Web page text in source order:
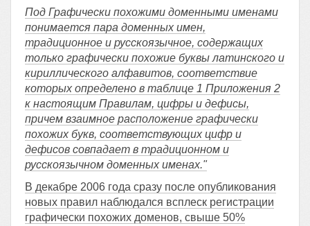
Под Графически похожими доменными именами
понимается пара доменных имен,
традиционное и русскоязычное, содержащих
только графически похожие буквы латинского и
кириллического алфавитов, соответствие
которых определено в таблице 1 Приложения 2
к настоящим Правилам, цифры и дефисы,
причем взаимное расположение графически
похожих букв, соответствующих цифр и
дефисов совпадает в традиционном и
русскоязычном доменных именах."
В декабре 2006 года сразу после опубликования
новых правил наблюдался всплеск регистрации
графически похожих доменов, свыше 50%